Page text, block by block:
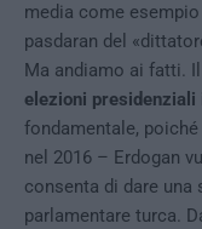
media come
pasdaran del
Ma andiamo ai fatti.
elezioni presidenziali
fondamentale,
nel 2016 – Erdogan
consenta di dare
parlamentare turca.